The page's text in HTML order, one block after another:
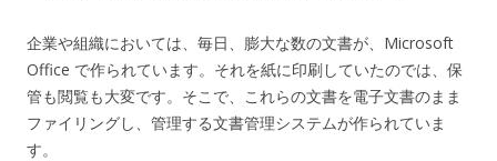
企業や組織においては、毎日、膨大な数の文書が、Microsoft
Office で作られています。それを紙に印刷していたのでは、保
管も閲覧も大変です。そこで、これらの文書を電子文書のまま
ファイリングし、管理する文書管理システムが作られていま
す。